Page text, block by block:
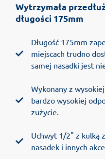
Wytrzymała
długości 175mm
Długość 175mm
miejscach trudno
samej nasadki jest
Wykonany z
bardzo wysokiej
zużycie.
Uchwyt 1/2" z kulką
nasadek i innych